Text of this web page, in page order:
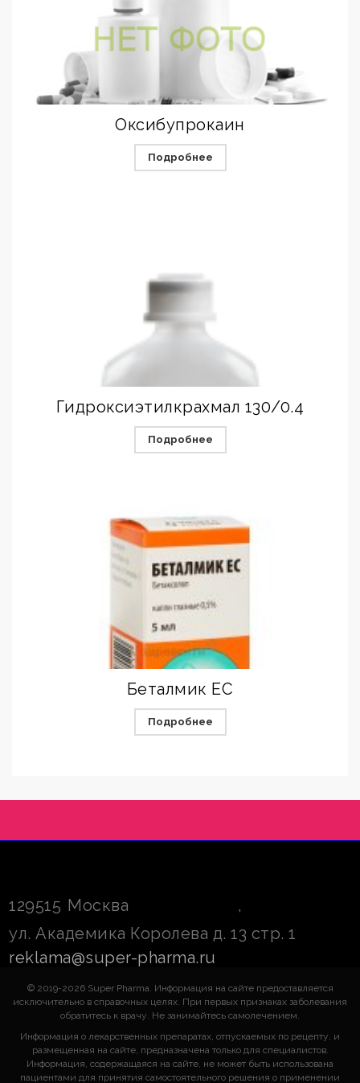
Оксибупрокаин
Подробнее
Гидроксиэтилкрахмал 130/0.4
Подробнее
Беталмик ЕС
Подробнее
129515 Москва
,
ул. Академика Королева д. 13 стр. 1
reklama@super-pharma.ru
© 2019-2026 Super Pharma. Информация на сайте предоставляется
исключительно в справочных целях. При первых признаках заболевания
обратитесь к врачу. Не занимайтесь самолечением.
Информация о лекарственных препаратах, отпускаемых по рецепту, и
размещенная на сайте, предназначена только для специалистов.
Информация, содержащаяся на сайте, не может быть использована
пациентами для принятия самостоятельного решения о применении